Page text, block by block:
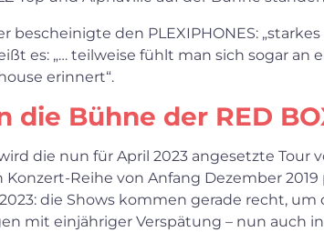
bescheinigte den PLEXIPHONES:
es: „… teilweise fühlt man sich sogar an
erinnert“.
die Bühne der RED
die nun für April 2023 angesetzte Tour
Reihe von Anfang Dezember
die Shows kommen gerade recht,
mit einjähriger Verspätung – nun auch